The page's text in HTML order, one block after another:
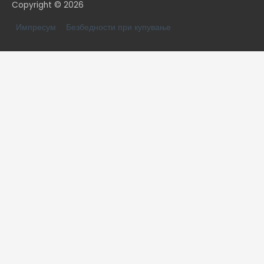
Copyright © 2026
Импресум Безбедности при купување